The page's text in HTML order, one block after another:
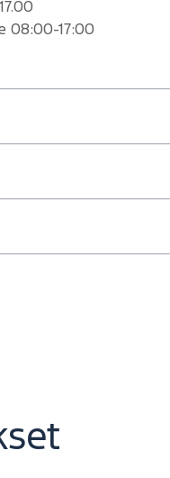
08:00-17:00